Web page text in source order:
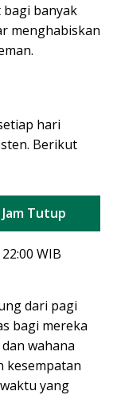
banyak
menghabiskan
hari
Berikut
Jam Tutup
22:00 WIB
dari pagi
bagi mereka
wahana
kesempatan
yang